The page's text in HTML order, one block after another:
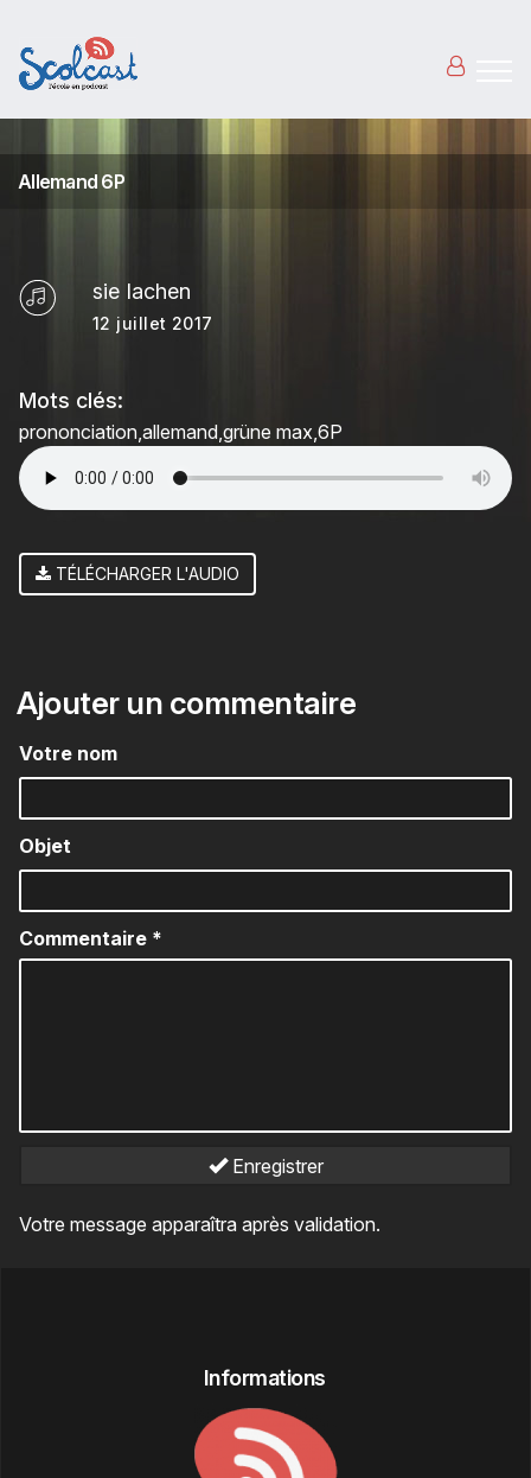
Allemand 6P
sie lachen
12 juillet 2017
Mots clés:
prononciation allemand grüne max 6P
TÉLÉCHARGER L'AUDIO
Ajouter un commentaire
Votre nom
Objet
Commentaire *
Enregistrer
Votre message apparaîtra après validation.
Informations